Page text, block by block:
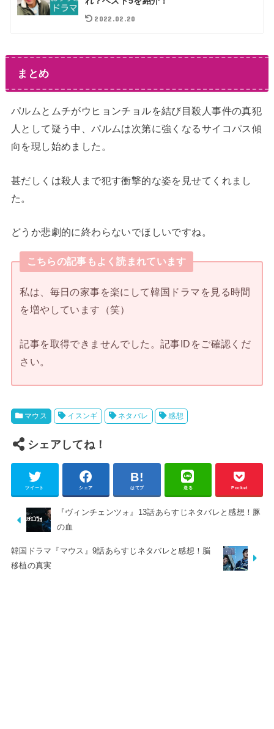
2022.02.20
まとめ
パルムとムチがウヒョンチョルを結び目殺人事件の真犯
人として疑う中、パルムは次第に強くなるサイコパス傾
向を現し始めました。
甚だしくは殺人まで犯す衝撃的な姿を見せてくれまし
た。
どうか悲劇的に終わらないでほしいですね。
こちらの記事もよく読まれています
私は、毎日の家事を楽にして韓国ドラマを見る時間
を増やしています（笑）
記事を取得できませんでした。記事IDをご確認くだ
さい。
マウス イスンギ ネタバレ 感想
シェアしてね！
ツイート シェア はてブ 送る Pocket
『ヴィンチェンツォ』13話あらすじネタバレと感想！豚
の血
韓国ドラマ『マウス』9話あらすじネタバレと感想！脳
移植の真実